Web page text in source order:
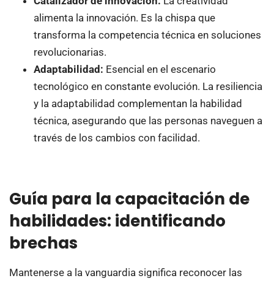
alimenta la innovación. Es la chispa que
transforma la competencia técnica en soluciones
revolucionarias.
Adaptabilidad: Esencial en el escenario
tecnológico en constante evolución. La resiliencia
y la adaptabilidad complementan la habilidad
técnica, asegurando que las personas naveguen a
través de los cambios con facilidad.
Guía para la capacitación de
habilidades: identificando
brechas
Mantenerse a la vanguardia significa reconocer las